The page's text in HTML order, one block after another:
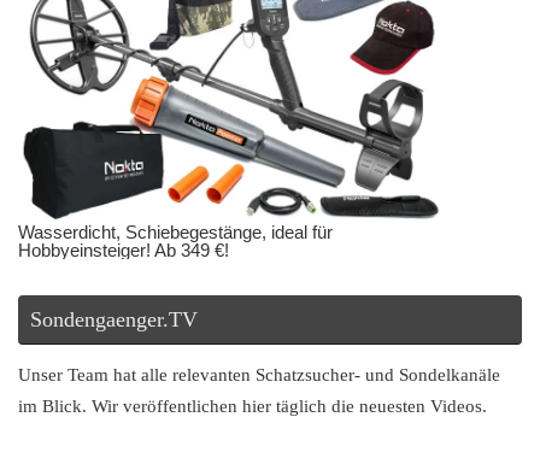
Wasserdicht, Schiebegestänge, ideal für
Hobbyeinsteiger! Ab 349 €!
Sondengaenger.TV
Unser Team hat alle relevanten Schatzsucher- und Sondelkanäle
im Blick. Wir veröffentlichen hier täglich die neuesten Videos.